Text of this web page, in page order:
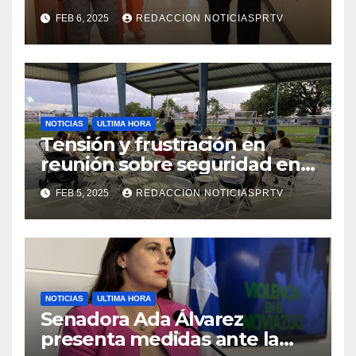
facilidades el Departamento
de la Salud en Mayagüez
FEB 6, 2025 REDACCION NOTICIASPRTV
NOTICIAS ULTIMA HORA
Tensión y frustración en
reunión sobre seguridad en
Reparto Metropolitano
FEB 5, 2025 REDACCION NOTICIASPRTV
NOTICIAS ULTIMA HORA
Senadora Ada Álvarez
presenta medidas ante la